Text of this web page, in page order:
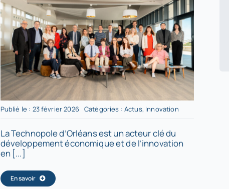
Publié le : 23 février 2026 Catégories :Actus, Innovation
La Technopole d’Orléans est un acteur clé du
développement économique et de l’innovation
en [...]
En savoir